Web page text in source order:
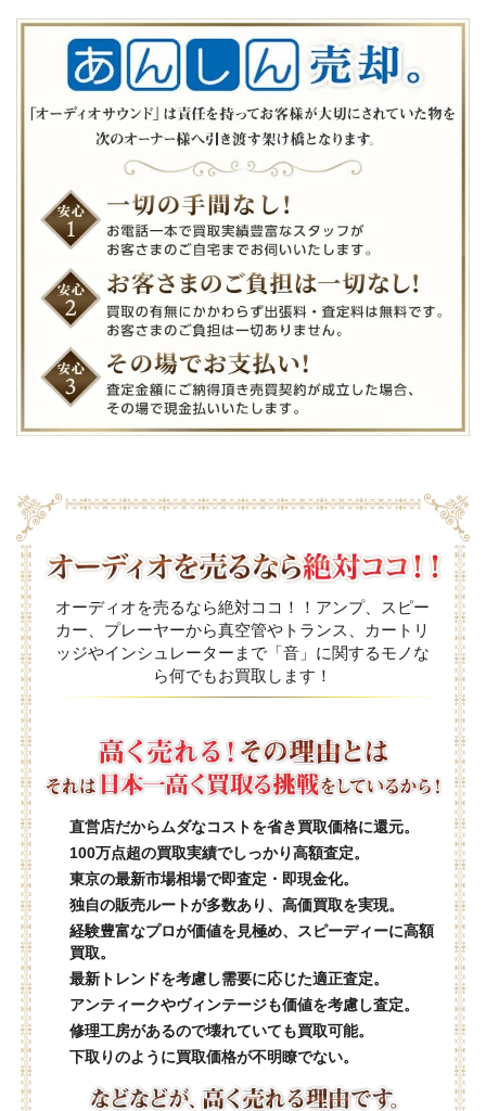
オーディオを売るなら絶対ココ！！アンプ、スピー
カー、プレーヤーから真空管やトランス、カートリ
ッジやインシュレーターまで「音」に関するモノな
ら何でもお買取します！
直営店だからムダなコストを省き買取価格に還元。
100万点超の買取実績でしっかり高額査定。
東京の最新市場相場で即査定・即現金化。
独自の販売ルートが多数あり、高価買取を実現。
経験豊富なプロが価値を見極め、スピーディーに高額
買取。
最新トレンドを考慮し需要に応じた適正査定。
アンティークやヴィンテージも価値を考慮し査定。
修理工房があるので壊れていても買取可能。
下取りのように買取価格が不明瞭でない。